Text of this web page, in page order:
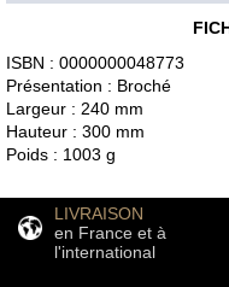
ISBN : 0000000048773
Présentation : Broché
Largeur : 240 mm
Hauteur : 300 mm
Poids : 1003 g
LIVRAISON
en France et à
l'international